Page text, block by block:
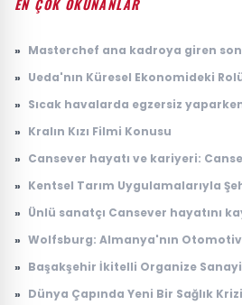
EN ÇOK OKUNANLAR
» Masterchef ana kadroya giren son
oldu?
» Ueda'nın Küresel Ekonomideki
» Sıcak havalarda egzersiz
» Kralın Kızı Filmi Konusu
» Cansever hayatı ve kariyeri:
» Kentsel Tarım Uygulamalarıyla
» Ünlü sanatçı Cansever hayatını
» Wolfsburg: Almanya'nın
» Başakşehir İkitelli Organize
» Dünya Çapında Yeni Bir Sağlık